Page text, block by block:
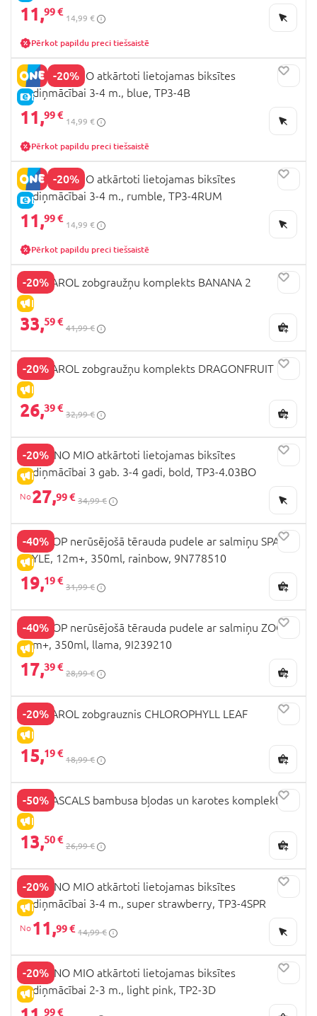
11,99 €
14,99 €
Pērkot papildu preci tiešsaistē
-20%
E-CENA
BAMBINO MIO atkārtoti lietojamas biksītes
podiņmācībai 3-4 m., blue, TP3-4B
11,99 €
14,99 €
Pērkot papildu preci tiešsaistē
-20%
E-CENA
BAMBINO MIO atkārtoti lietojamas biksītes
podiņmācībai 3-4 m., rumble, TP3-4RUM
11,99 €
14,99 €
Pērkot papildu preci tiešsaistē
-20%
IZPĀRDOŠANA
OLI&CAROL zobgraužņu komplekts BANANA 2
33,59 €
41,99 €
-20%
IZPĀRDOŠANA
OLI&CAROL zobgraužņu komplekts DRAGONFRUIT
26,39 €
32,99 €
-20%
IZPĀRDOŠANA
BAMBINO MIO atkārtoti lietojamas biksītes
podiņmācībai 3 gab. 3-4 gadi, bold, TP3-4.03BO
27,99 € 34,99 €
-40%
IZPĀRDOŠANA
SKIP HOP nerūsējošā tērauda pudele ar salmiņu SPARK
STYLE, 12m+, 350ml, rainbow, 9N778510
19,19 €
31,99 €
-40%
IZPĀRDOŠANA
SKIP HOP nerūsējošā tērauda pudele ar salmiņu ZOO,
12m+, 350ml, llama, 9I239210
17,39 €
28,99 €
-20%
IZPĀRDOŠANA
OLI&CAROL zobgrauznis CHLOROPHYLL LEAF
15,19 €
18,99 €
-50%
IZPĀRDOŠANA
ECO RASCALS bambusa bļodas un karotes komplekts
13,50 €
26,99 €
-20%
IZPĀRDOŠANA
BAMBINO MIO atkārtoti lietojamas biksītes
podiņmācībai 3-4 m., super strawberry, TP3-4SPR
11,99 € 14,99 €
-20%
IZPĀRDOŠANA
BAMBINO MIO atkārtoti lietojamas biksītes
podiņmācībai 2-3 m., light pink, TP2-3D
99 €